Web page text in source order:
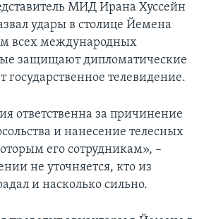
МИД Ирана Хуссейн
удары в столице Йемена
всех международных
защищают дипломатические
государственное телевидение.
ответственна за причинение
и нанесение телесных
его сотрудникам», –
не уточняется, кто из
и насколько сильно.